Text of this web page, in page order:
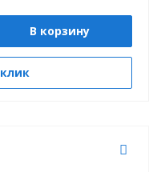
В корзину